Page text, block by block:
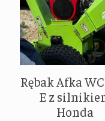
Rębak Afka
E z
Honda